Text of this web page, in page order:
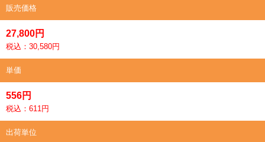
販売価格
27,800円
税込：30,580円
単価
556円
税込：611円
出荷単位